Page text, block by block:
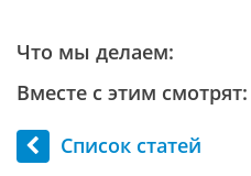
Что мы делаем:
Вместе с этим смотрят:
Список статей